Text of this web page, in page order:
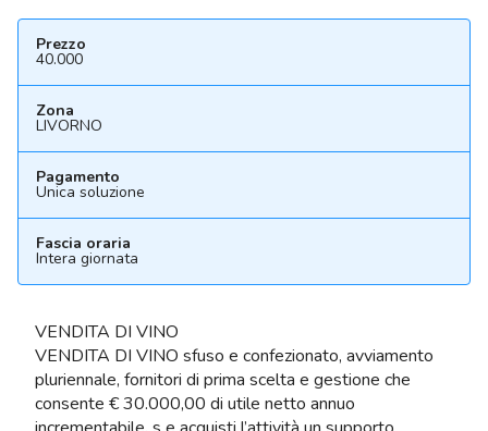
Prezzo
40.000
Zona
LIVORNO
Pagamento
Unica soluzione
Fascia oraria
Intera giornata
VENDITA DI VINO
VENDITA DI VINO sfuso e confezionato, avviamento
pluriennale, fornitori di prima scelta e gestione che
consente € 30.000,00 di utile netto annuo